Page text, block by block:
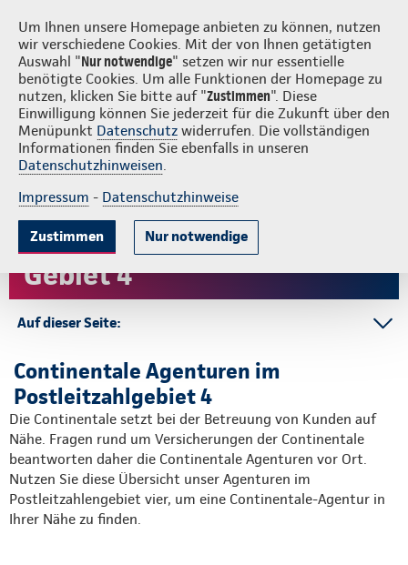
Um Ihnen unsere Homepage anbieten zu können, nutzen
wir verschiedene Cookies. Mit der von Ihnen getätigten
Auswahl "Nur notwendige" setzen wir nur essentielle
benötigte Cookies. Um alle Funktionen der Homepage zu
nutzen, klicken Sie bitte auf "Zustimmen". Diese
Einwilligung können Sie jederzeit für die Zukunft über den
Menüpunkt Datenschutz widerrufen. Die vollständigen
Informationen finden Sie ebenfalls in unseren
Datenschutzhinweisen.
Impressum - Datenschutzhinweise
Zustimmen Nur notwendige
Continentale vor Ort
Continentale vor Ort – PLZ-
Gebiet 4
Auf dieser Seite:
Ansprechpartner-Suche
Beratung & Angebot
Continentale Agenturen im
Postleitzahlgebiet 4
Die Continentale setzt bei der Betreuung von Kunden auf
Nähe. Fragen rund um Versicherungen der Continentale
beantworten daher die Continentale Agenturen vor Ort.
Nutzen Sie diese Übersicht unser Agenturen im
Postleitzahlengebiet vier, um eine Continentale-Agentur in
Ihrer Nähe zu finden.